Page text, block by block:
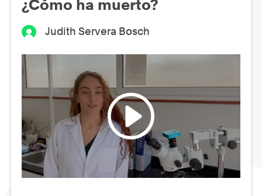
¿Cómo ha muerto?
Judith Servera Bosch